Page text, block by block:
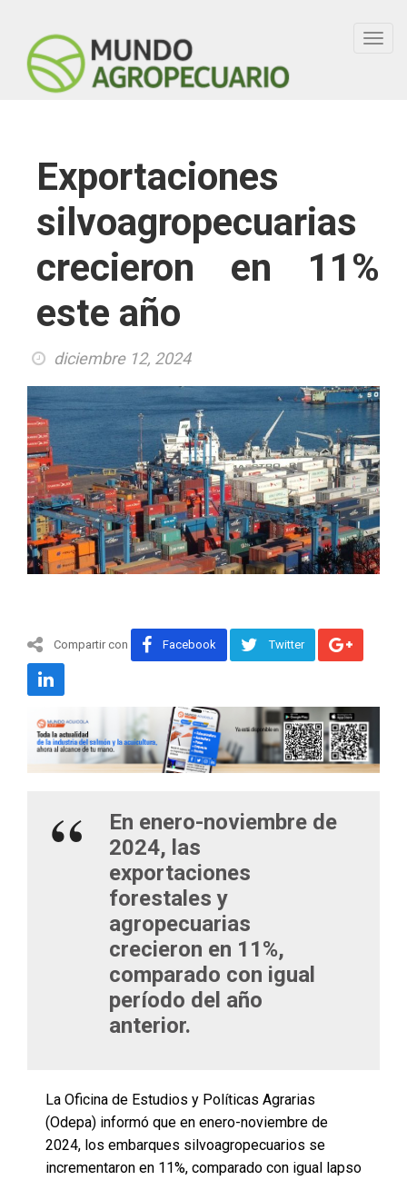
Exportaciones
silvoagropecuarias
crecieron en 11%
este año
diciembre 12, 2024
Compartir con Facebook Twitter
En enero-noviembre de
2024, las
exportaciones
forestales y
agropecuarias
crecieron en 11%,
comparado con igual
período del año
anterior.
La Oficina de Estudios y Políticas Agrarias
(Odepa) informó que en enero-noviembre de
2024, los embarques silvoagropecuarios se
incrementaron en 11%, comparado con igual lapso